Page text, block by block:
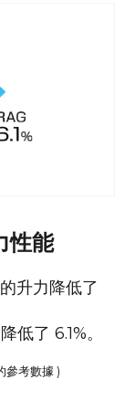
性能
升力降低了
低了 6.1%。
參考數據 )